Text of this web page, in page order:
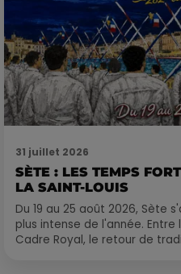
31 juillet 2026
SÈTE : LES TEMPS
LA SAINT-LOUIS
Du 19 au 25 août 2026, Sète
plus intense de l'année.
Cadre Royal, le retour de